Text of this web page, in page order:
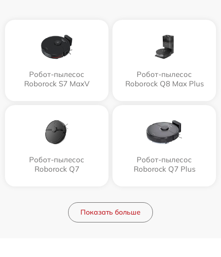
Робот-пылесос
Roborock S7 MaxV
Робот-пылесос
Roborock Q8 Max Plus
Робот-пылесос
Roborock Q7
Робот-пылесос
Roborock Q7 Plus
Показать больше